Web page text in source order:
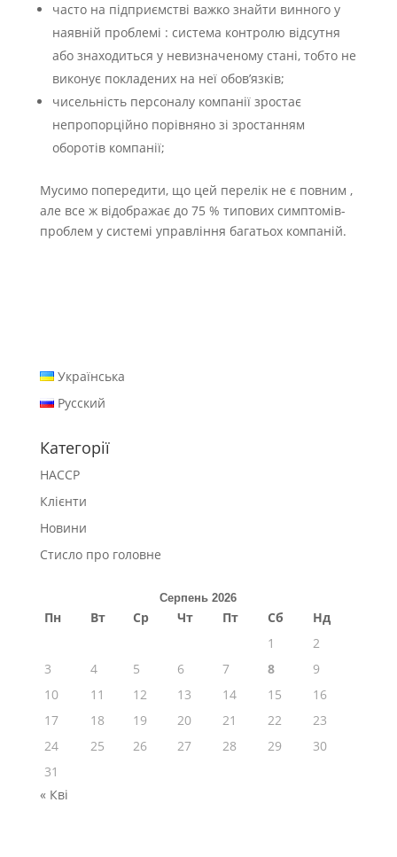
часто на підприємстві важко знайти винного у
наявній проблемі : система контролю відсутня
або знаходиться у невизначеному стані, тобто не
виконує покладених на неї обов’язків;
чисельність персоналу компанії зростає
непропорційно порівняно зі зростанням
оборотів компанії;
Мусимо попередити, що цей перелік не є повним ,
але все ж відображає до 75 % типових симптомів-
проблем у системі управління багатьох компаній.
Українська
Русский
Категорії
HACCP
Клієнти
Новини
Стисло про головне
Серпень 2026
Пн Вт Ср Чт Пт Сб
Нд
1
2
3
4 5 6 7 8
9
10
11 12 13 14 15
16
17
18 19 20 21 22
23
24
25 26 27 28 29
30
31
« Кві